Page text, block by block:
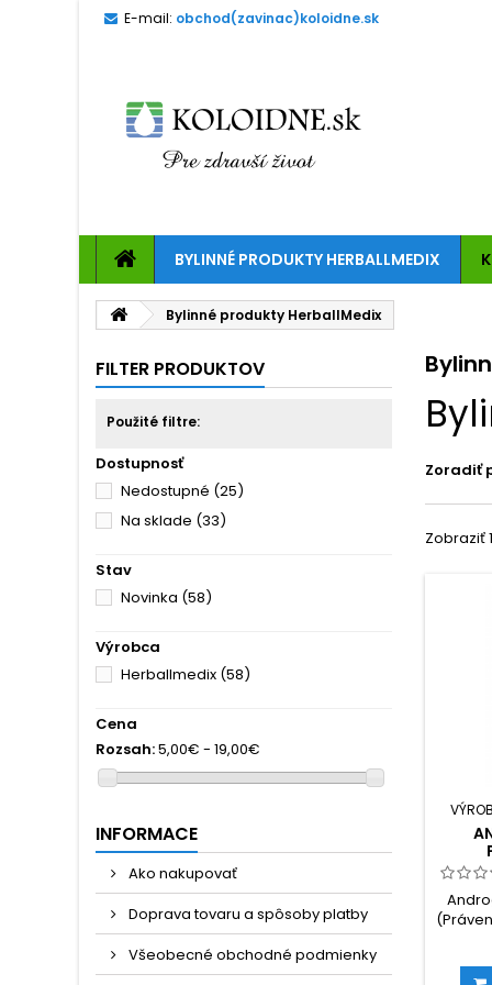
E-mail: obchod(zavinac)koloidne.sk
BYLINNÉ PRODUKTY HERBALLMEDIX
Bylinné produkty HerballMedix
FILTER PRODUKTOV
Použité filtre:
Dostupnosť
Nedostupné (25)
Na sklade (33)
Stav
Novinka (58)
Výrobca
Herballmedix (58)
Cena
Rozsah:5,00€ - 19,00€
INFORMACE
Ako nakupovať
Doprava tovaru a spôsoby platby
Všeobecné obchodné podmienky
Zoradiť
Zobraziť